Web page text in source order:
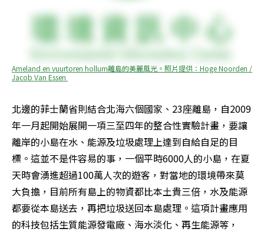
Ameland en vuurtoren hollum離島的美麗風光。照片提供：Hoge Noorden /
Jacob Van Essen
北邊的菲士蘭省則結合北海六個國家、23座離島，自2009
年一月起開始展開一項三至四年的整合性實驗計畫，要讓
離岸的小島在水、能源及垃圾處理上達到自給自足的目
標。這並不是件容易的事，一個平時6000人的小島，在夏
天時會湧進超過100萬人次的遊客，對當地的環境帶來莫
大負擔，目前所有島上的物資都比本土貴三倍，水及能源
都要從本島送去，再把垃圾送回本島處理。這項計畫應用
的科技包括生質能源發電廠、海水淡化、再生能源等，